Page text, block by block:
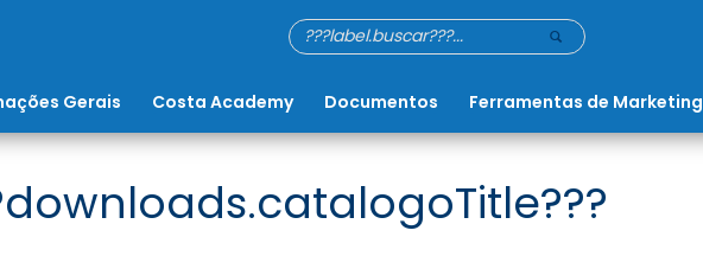
Gerais Costa Academy Documentos Ferramentas de Marketing